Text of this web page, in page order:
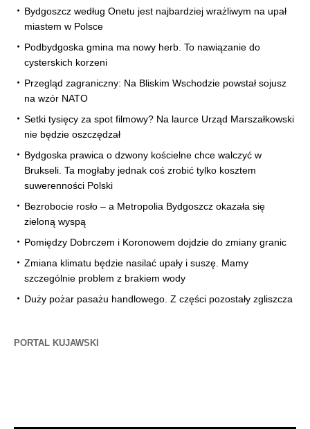
Bydgoszcz według Onetu jest najbardziej wrażliwym na upał
miastem w Polsce
Podbydgoska gmina ma nowy herb. To nawiązanie do
cysterskich korzeni
Przegląd zagraniczny: Na Bliskim Wschodzie powstał sojusz
na wzór NATO
Setki tysięcy za spot filmowy? Na laurce Urząd Marszałkowski
nie będzie oszczędzał
Bydgoska prawica o dzwony kościelne chce walczyć w
Brukseli. Ta mogłaby jednak coś zrobić tylko kosztem
suwerenności Polski
Bezrobocie rosło – a Metropolia Bydgoszcz okazała się
zieloną wyspą
Pomiędzy Dobrczem i Koronowem dojdzie do zmiany granic
Zmiana klimatu będzie nasilać upały i suszę. Mamy
szczególnie problem z brakiem wody
Duży pożar pasażu handlowego. Z części pozostały zgliszcza
PORTAL KUJAWSKI